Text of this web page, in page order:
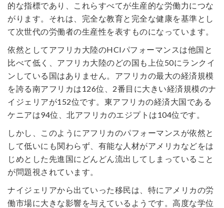
的な指標であり、これらすべてが生産的な労働力につな
がります。それは、完全な教育と完全な健康を基準とし
て次世代の労働者の生産性を表すものになっています。
依然としてアフリカ大陸のHCIパフォーマンスは他国と
比べて低く、アフリカ大陸のどの国も上位50にランクイ
ンしている国はありません。アフリカの最大の経済規模
を誇る南アフリカは126位、2番目に大きい経済規模のナ
イジェリアが152位です。東アフリカの経済大国である
ケニアは94位、北アフリカのエジプトは104位です。
しかし、このようにアフリカのパフォーマンスが依然と
して低いにも関わらず、有能な人材がアメリカなどをは
じめとした先進国にどんどん流出してしまっていること
が問題視されています。
ナイジェリアから出ていった移民は、特にアメリカの労
働市場に大きな影響を与えているようです。高度な学位